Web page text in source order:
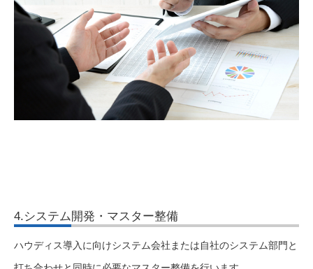
4.システム開発・マスター整備
ハウディス導入に向けシステム会社または自社のシステム部門と